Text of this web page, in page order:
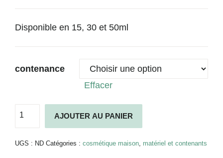
Disponible en 15, 30 et 50ml
contenance
Effacer
de
Pot
en
AJOUTER AU PANIER
UGS : ND Catégories : cosmétique maison matériel et contenants